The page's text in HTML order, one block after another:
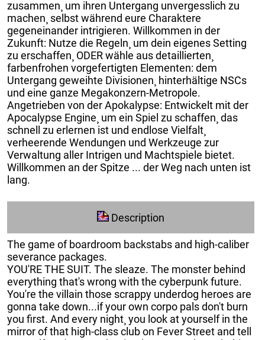
zusammen¸ um ihren Untergang unvergesslich zu
machen¸ selbst während eure Charaktere
gegeneinander intrigieren. Willkommen in der
Zukunft: Nutze die Regeln¸ um dein eigenes Setting
zu erschaffen¸ ODER wähle aus detaillierten¸
farbenfrohen vorgefertigten Elementen: dem
Untergang geweihte Divisionen¸ hinterhältige NSCs
und eine ganze Megakonzern-Metropole.
Angetrieben von der Apokalypse: Entwickelt mit der
Apocalypse Engine¸ um ein Spiel zu schaffen¸ das
schnell zu erlernen ist und endlose Vielfalt¸
verheerende Wendungen und Werkzeuge zur
Verwaltung aller Intrigen und Machtspiele bietet.
Willkommen an der Spitze ... der Weg nach unten ist
lang.
Description
The game of boardroom backstabs and high-caliber
severance packages.
YOU'RE THE SUIT. The sleaze. The monster behind
everything that's wrong with the cyberpunk future.
You're the villain those scrappy underdog heroes are
gonna take down...if your own corpo pals don't burn
you first. And every night¸ you look at yourself in the
mirror of that high-class club on Fever Street and tell